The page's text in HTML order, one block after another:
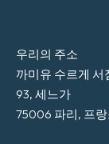
우리의 주소
까미유 수르게 서
93, 세느가
75006 파리, 프